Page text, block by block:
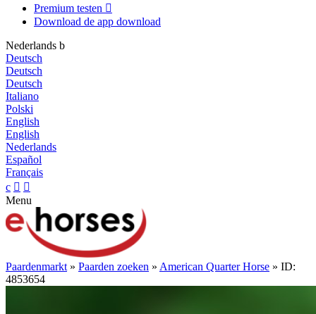
Premium testen 
Download de app download
Nederlands b
Deutsch
Deutsch
Deutsch
Italiano
Polski
English
English
Nederlands
Español
Français
c  
Menu
Paardenmarkt » Paarden zoeken » American Quarter Horse » ID:
4853654